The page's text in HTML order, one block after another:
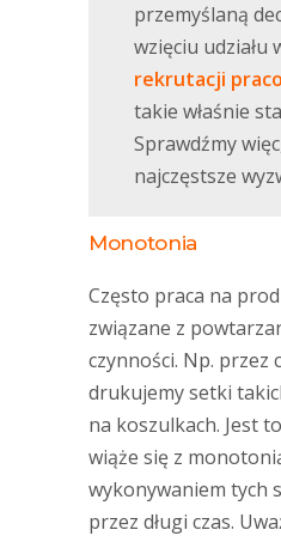
przemyślaną
wzięciu udziału
rekrutacji
takie właśnie
Sprawdźmy
najczęstsze
Monotonia
Często praca na
związane z
czynności. Np. przez
drukujemy setki
na koszulkach. Jest
wiąże się z
wykonywaniem tych
przez długi czas.